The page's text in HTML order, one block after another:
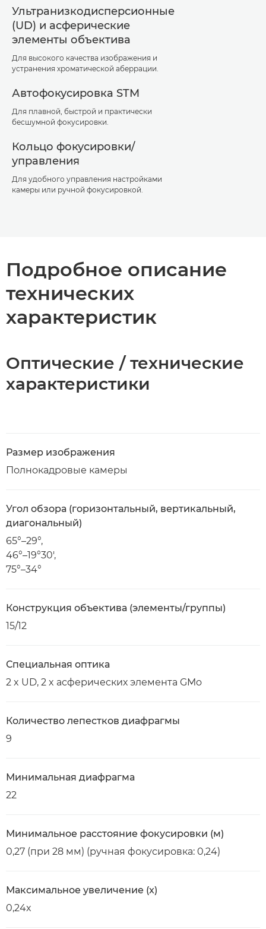
Ультранизкодисперсионные
(UD) и асферические
элементы объектива
Для высокого качества изображения и
устранения хроматической аберрации.
Автофокусировка STM
Для плавной, быстрой и практически
бесшумной фокусировки.
Кольцо фокусировки/
управления
Для удобного управления настройками
камеры или ручной фокусировкой.
Подробное описание
технических
характеристик
Оптические / технические
характеристики
Размер изображения
Полнокадровые камеры
Угол обзора (горизонтальный, вертикальный,
диагональный)
65°–29°,
46°–19°30',
75°–34°
Конструкция объектива (элементы/группы)
15/12
Специальная оптика
2 x UD, 2 x асферических элемента GMo
Количество лепестков диафрагмы
9
Минимальная диафрагма
22
Минимальное расстояние фокусировки (м)
0,27 (при 28 мм) (ручная фокусировка: 0,24)
Максимальное увеличение (x)
0,24x